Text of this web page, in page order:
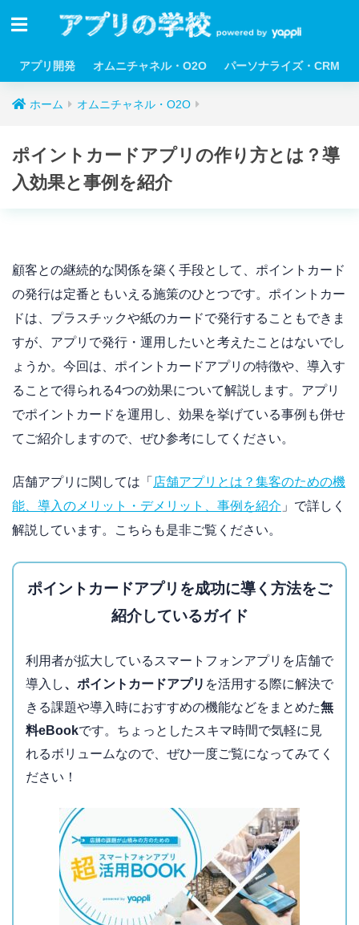
アプリ開発 オムニチャネル・O2O パーソナライズ・CRM
ホーム オムニチャネル・O2O
ポイントカードアプリの作り方とは？導
入効果と事例を紹介
顧客との継続的な関係を築く手段として、ポイントカード
の発行は定番ともいえる施策のひとつです。ポイントカー
ドは、プラスチックや紙のカードで発行することもできま
すが、アプリで発行・運用したいと考えたことはないでし
ょうか。今回は、ポイントカードアプリの特徴や、導入す
ることで得られる4つの効果について解説します。アプリ
でポイントカードを運用し、効果を挙げている事例も併せ
てご紹介しますので、ぜひ参考にしてください。
店舗アプリに関しては「 店舗アプリとは？集客のための機
能、導入のメリット・デメリット、事例を紹介 」で詳しく
解説しています。こちらも是非ご覧ください。
ポイントカードアプリを成功に導く方法をご
紹介しているガイド
利用者が拡大しているスマートフォンアプリを店舗で
導入し、ポイントカードアプリ を活用する際に解決で
きる課題や導入時におすすめの機能などをまとめた無
料eBookです。ちょっとしたスキマ時間で気軽に見
れるボリュームなので、ぜひ一度ご覧になってみてく
ださい！